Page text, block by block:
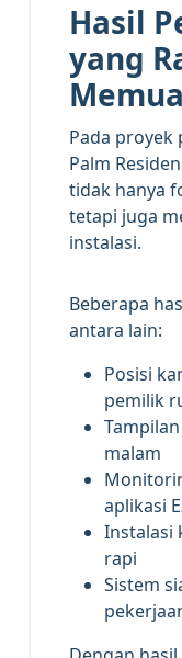
Hasil
yang
Pada proyek
Palm
tidak hanya
tetapi juga
instalasi.
Beberapa
antara lain:
Posisi
pemilik
malam
aplikasi
Instalasi
rapi
Sistem